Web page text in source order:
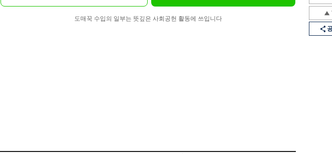
도매꾹 수입의 일부는 뜻깊은 사회공헌 활동에 쓰입니다